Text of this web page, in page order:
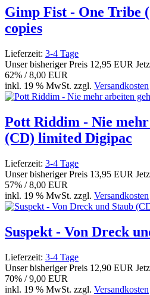
Gimp Fist - One Tribe
copies
Lieferzeit: 3-4 Tage
Unser bisheriger Preis 12,95 EUR
62% / 8,00 EUR
inkl. 19 % MwSt. zzgl. Versandkosten
Pott Riddim - Nie
(CD) limited Digipac
Lieferzeit: 3-4 Tage
Unser bisheriger Preis 13,95 EUR
57% / 8,00 EUR
inkl. 19 % MwSt. zzgl. Versandkosten
Suspekt - Von Dreck
Lieferzeit: 3-4 Tage
Unser bisheriger Preis 12,90 EUR
70% / 9,00 EUR
inkl. 19 % MwSt. zzgl. Versandkosten